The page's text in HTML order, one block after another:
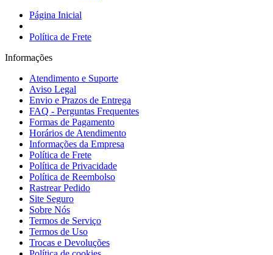
Página Inicial
Política de Frete
Informações
Atendimento e Suporte
Aviso Legal
Envio e Prazos de Entrega
FAQ - Perguntas Frequentes
Formas de Pagamento
Horários de Atendimento
Informações da Empresa
Política de Frete
Política de Privacidade
Política de Reembolso
Rastrear Pedido
Site Seguro
Sobre Nós
Termos de Serviço
Termos de Uso
Trocas e Devoluções